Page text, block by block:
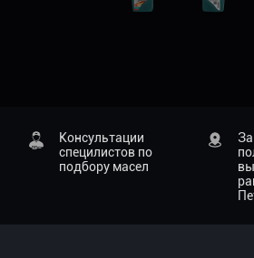
Консультации
специлистов по
подбору масел